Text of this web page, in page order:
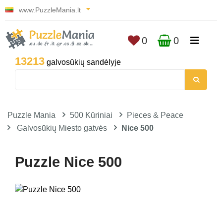
www.PuzzleMania.lt
13213 galvosūkių sandėlyje
0 0
Puzzle Mania 500 Kūriniai
Pieces & Peace
Galvosūkių Miesto gatvės
Nice 500
Puzzle Nice 500